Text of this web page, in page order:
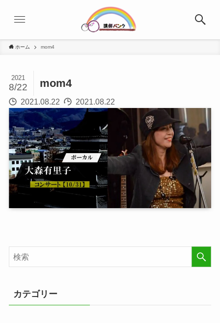
ホーム mom4
mom4
2021
8/22
2021.08.22 2021.08.22
カテゴリー